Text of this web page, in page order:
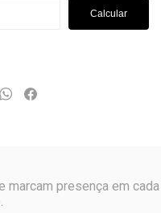
Calcular
marcam presença em cada